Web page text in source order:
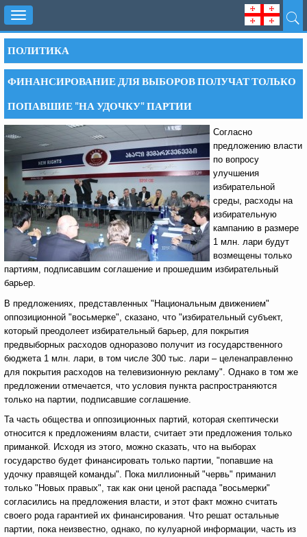
Toggle
navigation
ПОЛИТИКА
ФИНАНСИРОВАНИЕ ДЛЯ ВЫБОРОВ ПОЛУЧАТ ТОЛЬКО
ПОПАВШИЕ "НА УДОЧКУ" ПАРТИИ
Согласно
предложению власти
по вопросу
улучшения
избирательной
среды, расходы на
избирательную
кампанию в размере
1 млн. лари будут
возмещены только
партиям, подписавшим соглашение и прошедшим избирательный
барьер.
В предложениях, представленных "Национальным движением"
оппозиционной "восьмерке", сказано, что "избирательный субъект,
который преодолеет избирательный барьер, для покрытия
предвыборных расходов одноразово получит из государственного
бюджета 1 млн. лари, в том числе 300 тыс. лари – целенаправленно
для покрытия расходов на телевизионную рекламу". Однако в том же
предложении отмечается, что условия пункта распространяются
только на партии, подписавшие соглашение.
Та часть общества и оппозиционных партий, которая скептически
относится к предложениям власти, считает эти предложения только
приманкой. Исходя из этого, можно сказать, что на выборах
государство будет финансировать только партии, "попавшие на
удочку правящей команды". Пока миллионный "червь" приманил
только "Новых правых", так как они ценой распада "восьмерки"
согласились на предложения власти, и этот факт можно считать
своего рода гарантией их финансирования. Что решат остальные
партии, пока неизвестно, однако, по кулуарной информации, часть из